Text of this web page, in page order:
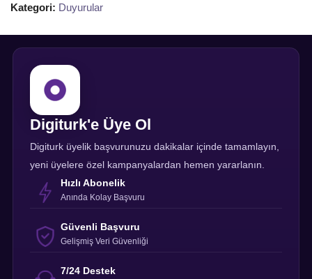
Kategori: Duyurular
Digiturk'e Üye Ol
Digiturk üyelik başvurunuzu dakikalar içinde tamamlayın,
yeni üyelere özel kampanyalardan hemen yararlanın.
Hızlı Abonelik
Anında Kolay Başvuru
Güvenli Başvuru
Gelişmiş Veri Güvenliği
7/24 Destek